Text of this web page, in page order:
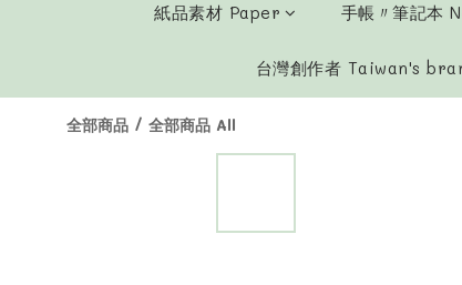
紙品素材 Paper 手帳〃筆記本
台灣創作者 Taiwan's
全部商品 / 全部商品 All